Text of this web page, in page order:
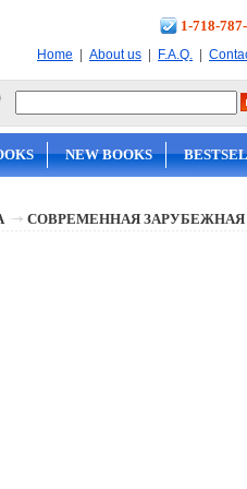
1-718-
Home | About us | F.A.Q. |
NEW BOOKS
СОВРЕМЕННАЯ ЗАРУБЕЖНАЯ